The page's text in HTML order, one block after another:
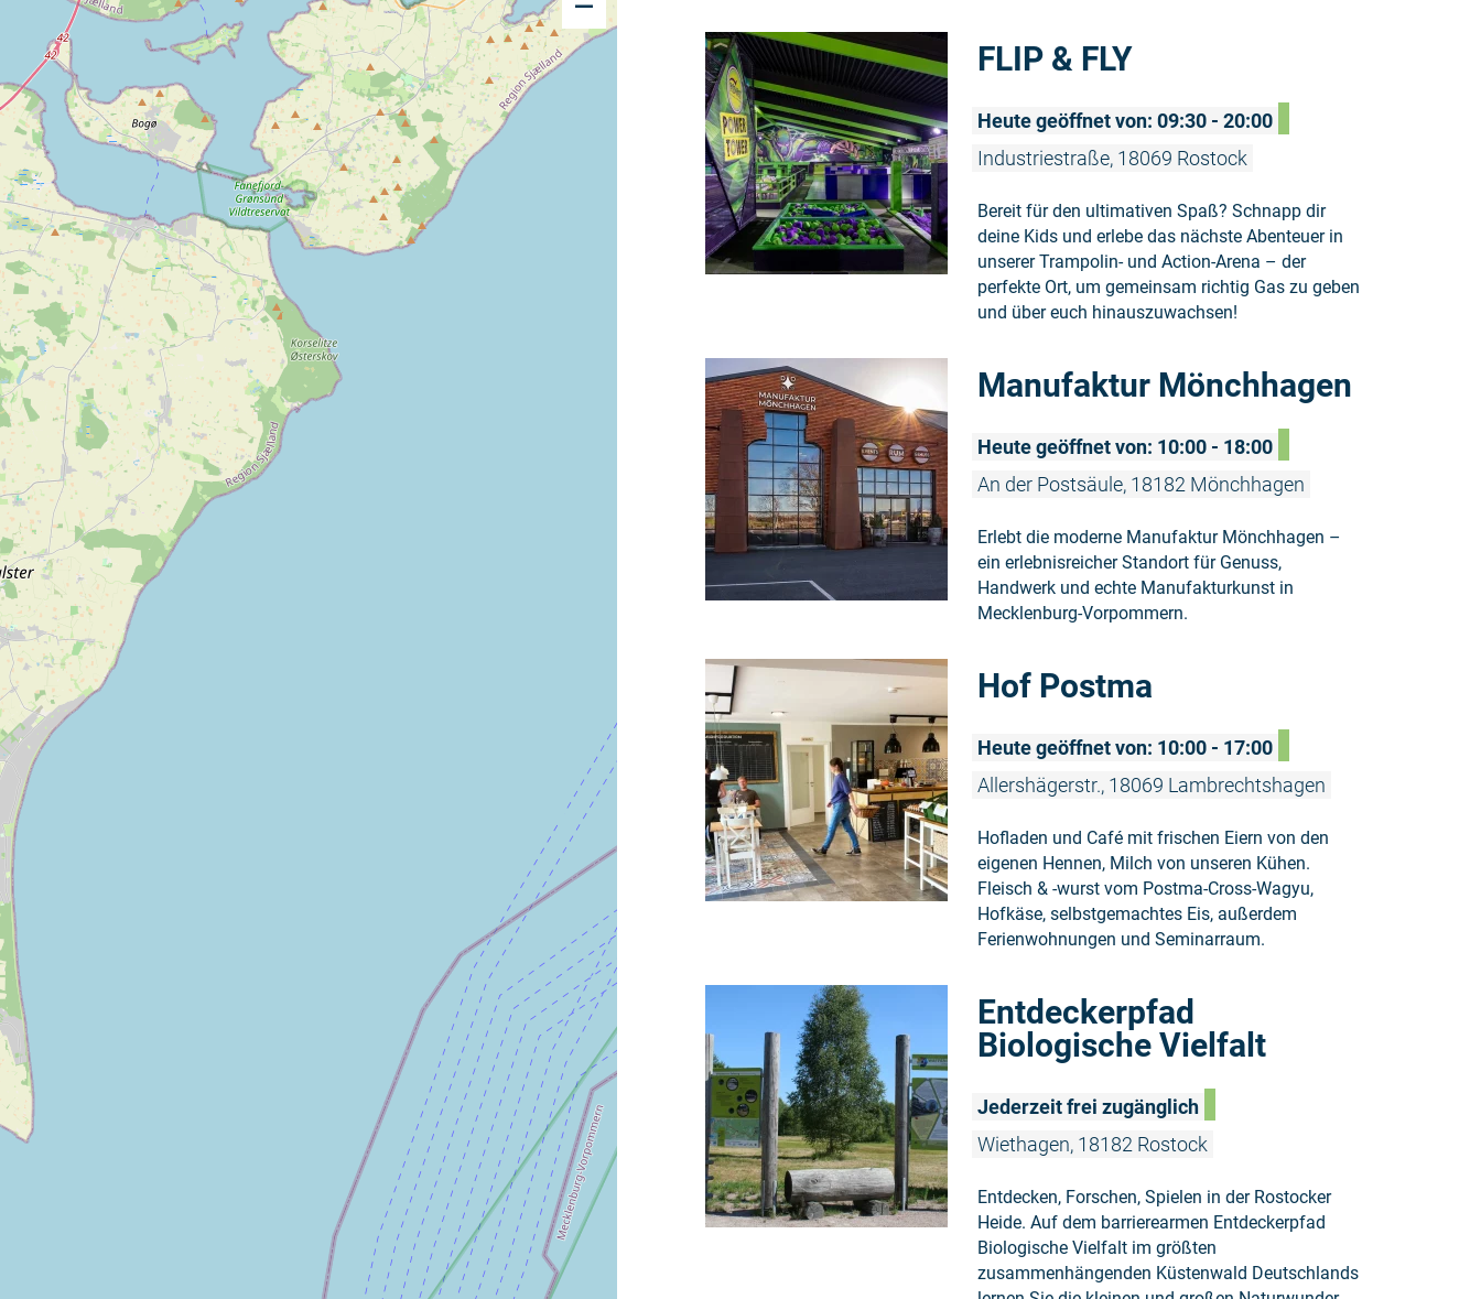
FLIP & FLY
Heute geöffnet von: 09:30 - 20:00
Industriestraße, 18069 Rostock
Bereit für den ultimativen Spaß? Schnapp dir
deine Kids und erlebe das nächste Abenteuer in
unserer Trampolin- und Action-Arena – der
perfekte Ort, um gemeinsam richtig Gas zu geben
und über euch hinauszuwachsen!
Manufaktur Mönchhagen
Heute geöffnet von: 10:00 - 18:00
An der Postsäule, 18182 Mönchhagen
Erlebt die moderne Manufaktur Mönchhagen –
ein erlebnisreicher Standort für Genuss,
Handwerk und echte Manufakturkunst in
Mecklenburg-Vorpommern.
Hof Postma
Heute geöffnet von: 10:00 - 17:00
Allershägerstr., 18069 Lambrechtshagen
Hofladen und Café mit frischen Eiern von den
eigenen Hennen, Milch von unseren Kühen.
Fleisch & -wurst vom Postma-Cross-Wagyu,
Hofkäse, selbstgemachtes Eis, außerdem
Ferienwohnungen und Seminarraum.
Entdeckerpfad
Biologische Vielfalt
Jederzeit frei zugänglich
Wiethagen, 18182 Rostock
Entdecken, Forschen, Spielen in der Rostocker
Heide. Auf dem barrierearmen Entdeckerpfad
Biologische Vielfalt im größten
zusammenhängenden Küstenwald Deutschlands